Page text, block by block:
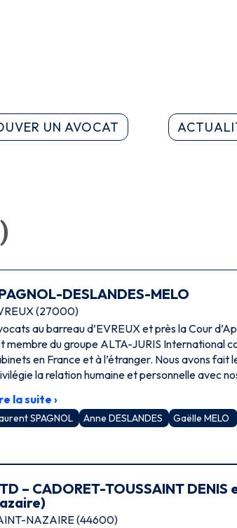
UN AVOCAT
DESLANDES-MELO
(27000)
au barreau d’EVREUX et près la Cour d’Appel de ROUEN, notre cabinet
membre du groupe ALTA-JURIS International
en France et à l’étranger. Nous avons fait
la relation humaine et personnelle avec
la suite ›
SPAGNOL Anne DESLANDES Gaëlle MELO
– CADORET-TOUSSAINT
NAZAIRE (44600)